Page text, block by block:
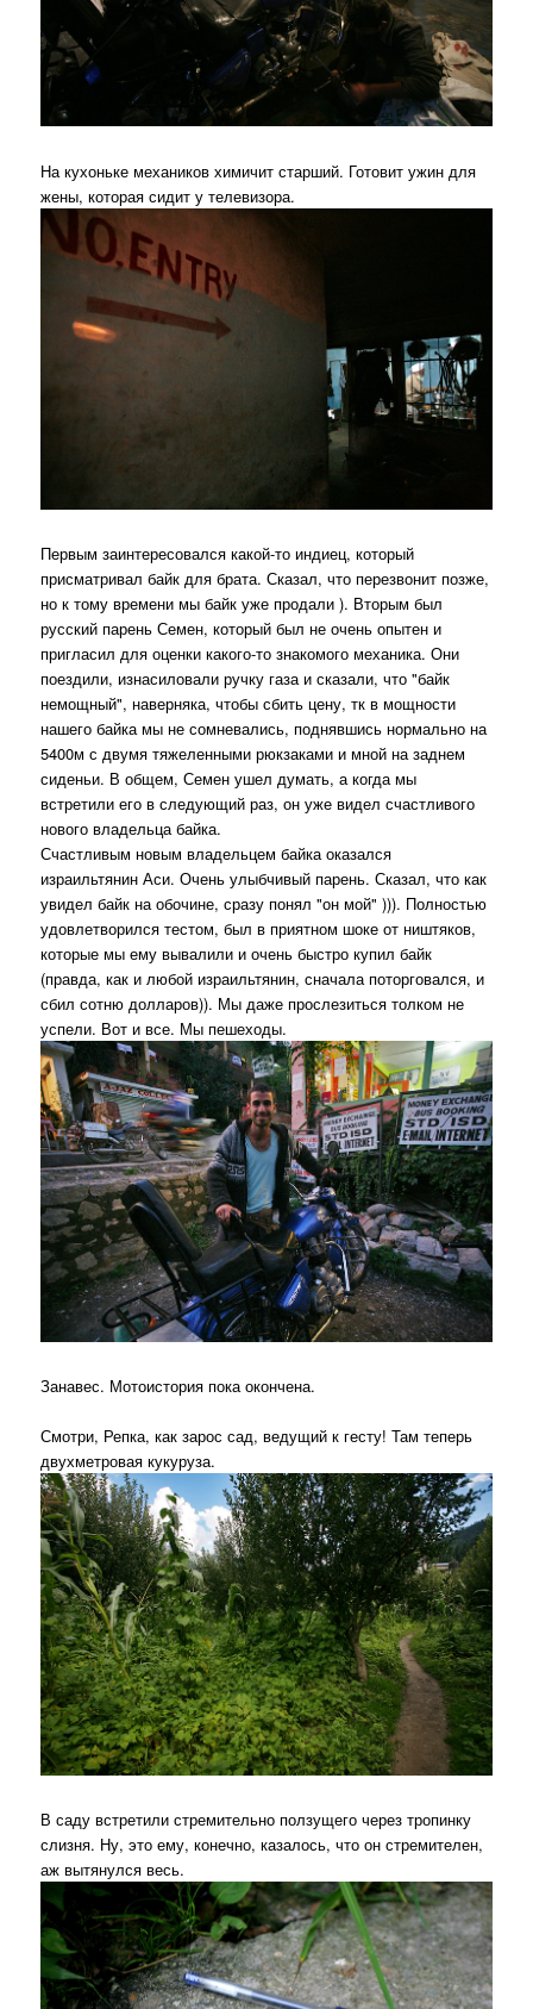
На кухоньке механиков химичит старший. Готовит ужин для
жены, которая сидит у телевизора.
Первым заинтересовался какой-то индиец, который
присматривал байк для брата. Сказал, что перезвонит позже,
но к тому времени мы байк уже продали ). Вторым был
русский парень Семен, который был не очень опытен и
пригласил для оценки какого-то знакомого механика. Они
поездили, изнасиловали ручку газа и сказали, что "байк
немощный", наверняка, чтобы сбить цену, тк в мощности
нашего байка мы не сомневались, поднявшись нормально на
5400м с двумя тяжеленными рюкзаками и мной на заднем
сиденьи. В общем, Семен ушел думать, а когда мы
встретили его в следующий раз, он уже видел счастливого
нового владельца байка.
Счастливым новым владельцем байка оказался
израильтянин Аси. Очень улыбчивый парень. Сказал, что как
увидел байк на обочине, сразу понял "он мой" ))). Полностью
удовлетворился тестом, был в приятном шоке от ништяков,
которые мы ему вывалили и очень быстро купил байк
(правда, как и любой израильтянин, сначала поторговался, и
сбил сотню долларов)). Мы даже прослезиться толком не
успели. Вот и все. Мы пешеходы.
Занавес. Мотоистория пока окончена.
Смотри, Репка, как зарос сад, ведущий к гесту! Там теперь
двухметровая кукуруза.
В саду встретили стремительно ползущего через тропинку
слизня. Ну, это ему, конечно, казалось, что он стремителен,
аж вытянулся весь.